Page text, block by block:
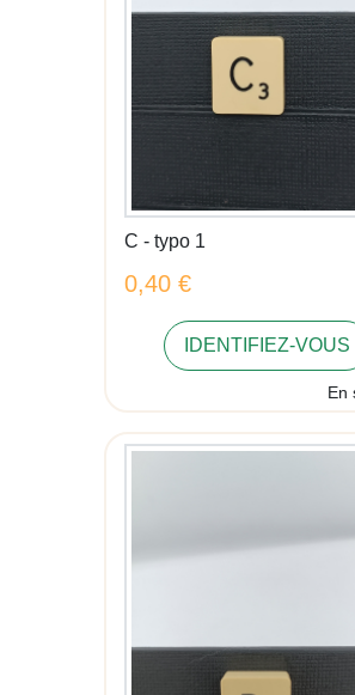
C - typo 1
0,40 €
IDENTIFIEZ-VOUS
En